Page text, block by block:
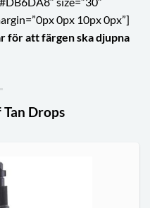
0px 10px 0px”]
för att färgen ska djupna
Drops